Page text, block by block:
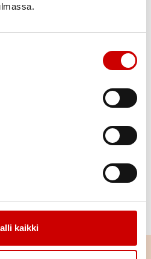
kaikki
säässä laavulla
kieputtaman savun